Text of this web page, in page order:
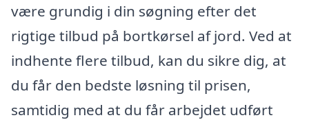
være grundig i din søgning efter det
rigtige tilbud på bortkørsel af jord. Ved at
indhente flere tilbud, kan du sikre dig, at
du får den bedste løsning til prisen,
samtidig med at du får arbejdet udført